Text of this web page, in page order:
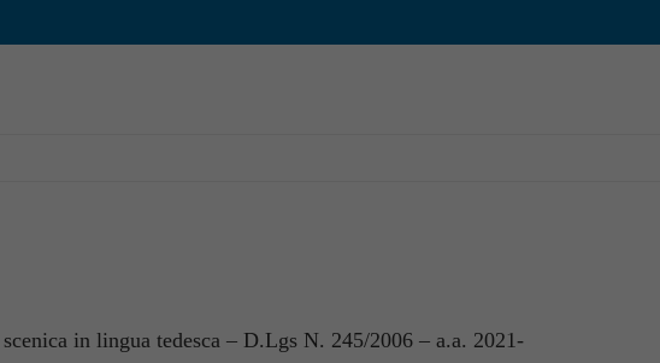
in lingua tedesca – D.Lgs N. 245/2006 – a.a. 2021-